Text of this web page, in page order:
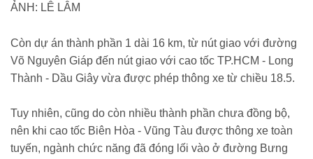
ẢNH: LÊ LÂM
Còn dự án thành phần 1 dài 16 km, từ nút giao với đường
Võ Nguyên Giáp đến nút giao với cao tốc TP.HCM - Long
Thành - Dầu Giây vừa được phép thông xe từ chiều 18.5.
Tuy nhiên, cũng do còn nhiều thành phần chưa đồng bộ,
nên khi cao tốc Biên Hòa - Vũng Tàu được thông xe toàn
tuyến, ngành chức năng đã đóng lối vào ở đường Bưng